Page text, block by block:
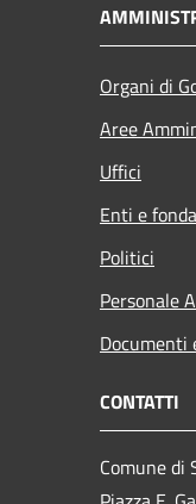
Organi di
Aree
Uffici
Enti e
Politici
Personale
Documenti
CONTATTI
Comune di